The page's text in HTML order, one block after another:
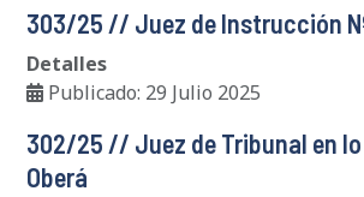
303/25 // Juez de Instrucción
Detalles
Publicado: 29 Julio 2025
302/25 // Juez de Tribunal en lo
Oberá